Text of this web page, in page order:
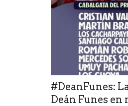
#DeanFunes:
Deán Funes en